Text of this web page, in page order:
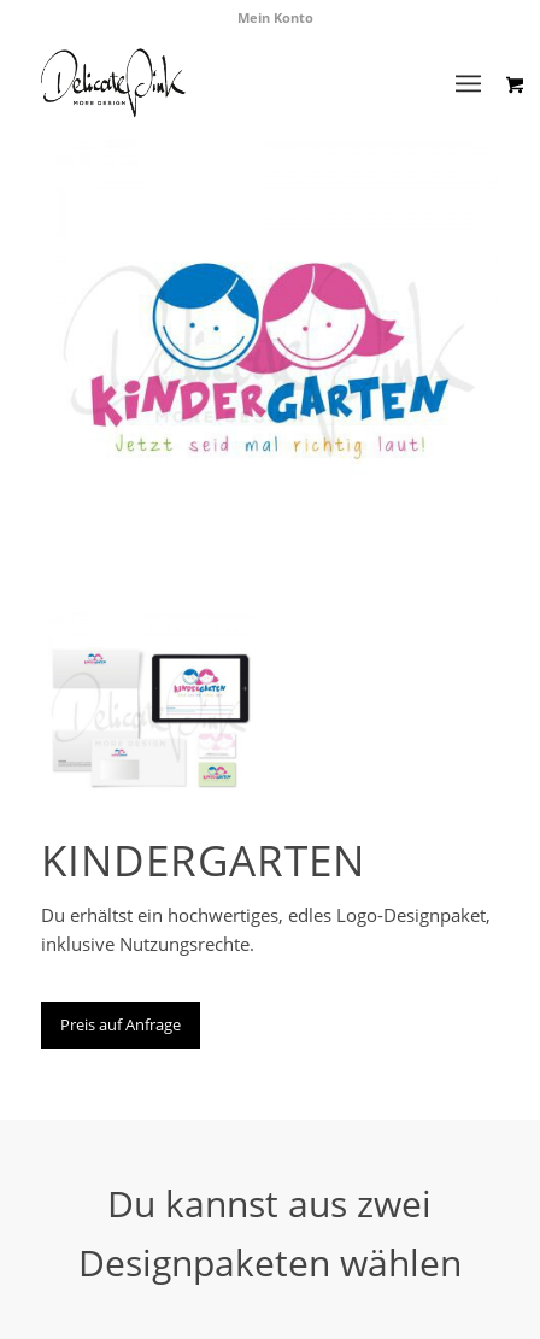
Mein Konto
Corporate-
Designpaket
KINDERGARTEN
Du erhältst ein hochwertiges, edles Logo-Designpaket,
inklusive Nutzungsrechte.
Preis auf Anfrage
Du kannst aus zwei
Designpaketen wählen